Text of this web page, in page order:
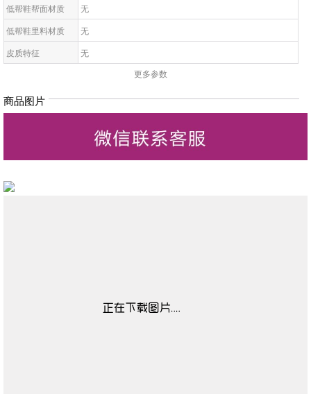
低帮鞋帮面材质
无
低帮鞋里料材质
无
皮质特征
无
低帮鞋开口深度
无
低帮鞋跟款式
无
低帮鞋闭合方式
更多参数
商品图片